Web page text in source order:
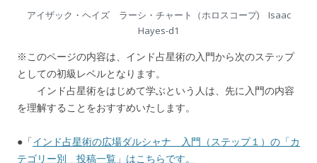
アイザック・ヘイズ ラーシ・チャート（ホロスコープ) Isaac
Hayes-d1
※このページの内容は、インド占星術の入門から次のステップ
としての初級レベルとなります。
インド占星術をはじめて学ぶという人は、先に入門の内容
を理解することをおすすめいたします。
●「インド占星術の広場ダルシャナ 入門（ステップ１）の「カ
テゴリー別 投稿一覧」はこちらです。